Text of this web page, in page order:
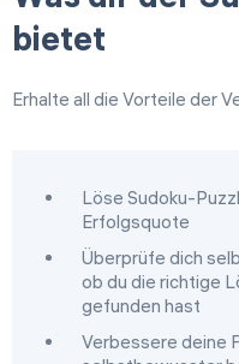
bietet
Erhalte all die Vorteile der
Löse Sudoku-
Erfolgsquote
Überprüfe dich
ob du die richtige
gefunden hast
Verbessere deine